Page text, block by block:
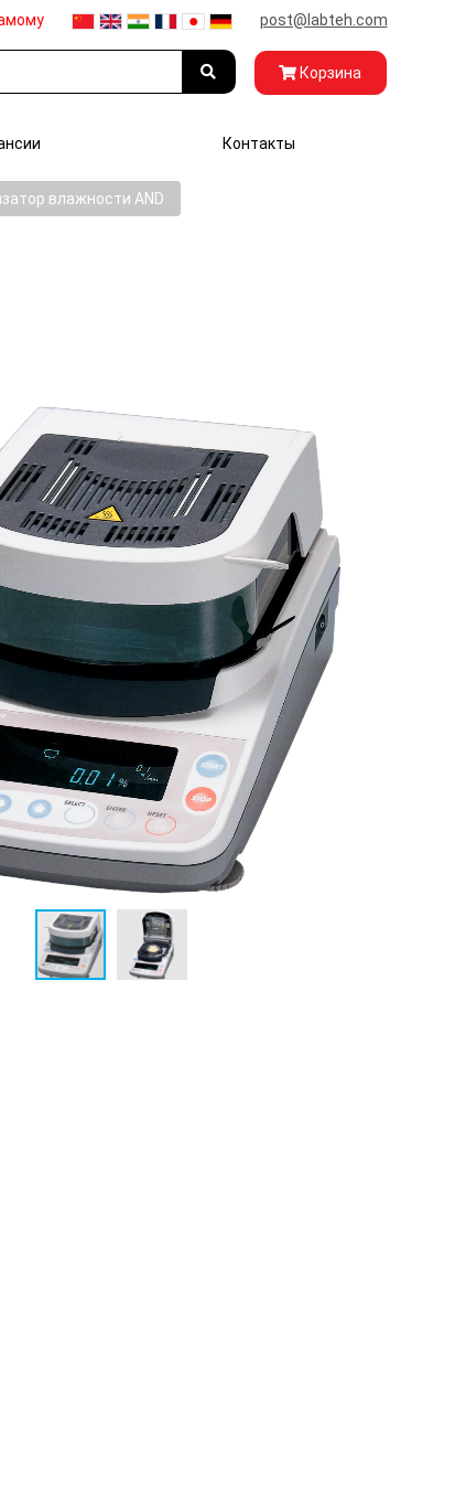
post@labteh.com
Корзина
Контакты
влажности AND